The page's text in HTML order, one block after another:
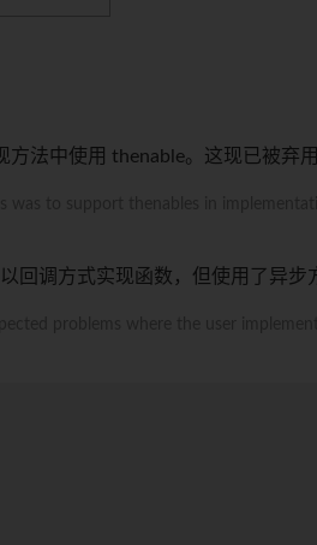
方法中使用 thenable。这现已被
回调方式实现函数，但使用了异